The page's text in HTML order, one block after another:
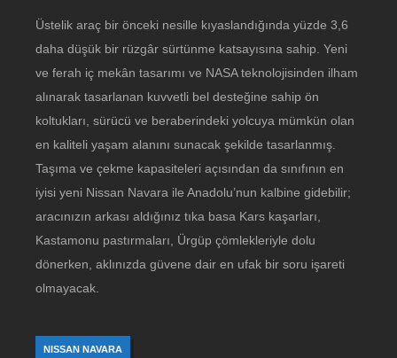
Üstelik araç bir önceki nesille kıyaslandığında yüzde 3,6
daha düşük bir rüzgâr sürtünme katsayısına sahip. Yeni
ve ferah iç mekân tasarımı ve NASA teknolojisinden ilham
alınarak tasarlanan kuvvetli bel desteğine sahip ön
koltukları, sürücü ve beraberindeki yolcuya mümkün olan
en kaliteli yaşam alanını sunacak şekilde tasarlanmış.
Taşıma ve çekme kapasiteleri açısından da sınıfının en
iyisi yeni Nissan Navara ile Anadolu’nun kalbine gidebilir;
aracınızın arkası aldığınız tıka basa Kars kaşarları,
Kastamonu pastırmaları, Ürgüp çömlekleriyle dolu
dönerken, aklınızda güvene dair en ufak bir soru işareti
olmayacak.
NISSAN NAVARA